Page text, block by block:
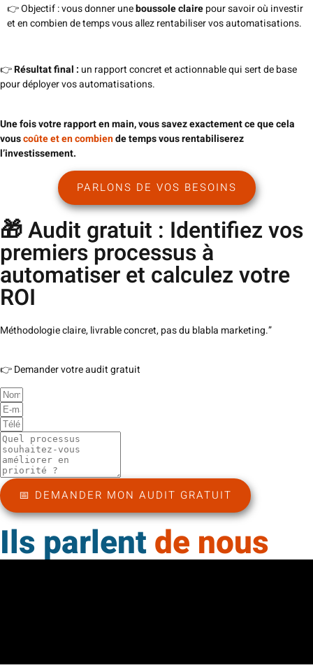
👉 Objectif : vous donner uneboussole clairepour savoir où investir
et en combien de temps vous allez rentabiliser vos automatisations.
👉Résultat final : un rapport concret et actionnable qui sert de base
pour déployer vos automatisations.
Une fois votre rapport en main, vous savez exactement ce que cela
vouscoûte et en combiende temps vous rentabiliserez
l’investissement.
PARLONS DE VOS BESOINS
🎁 Audit gratuit : Identifiez vos
premiers processus à
automatiser et calculez votre
ROI
Méthodologie claire, livrable concret, pas du blabla marketing.”
👉 Demander votre audit gratuit
📅 DEMANDER MON AUDIT GRATUIT
Ils parlentde nous